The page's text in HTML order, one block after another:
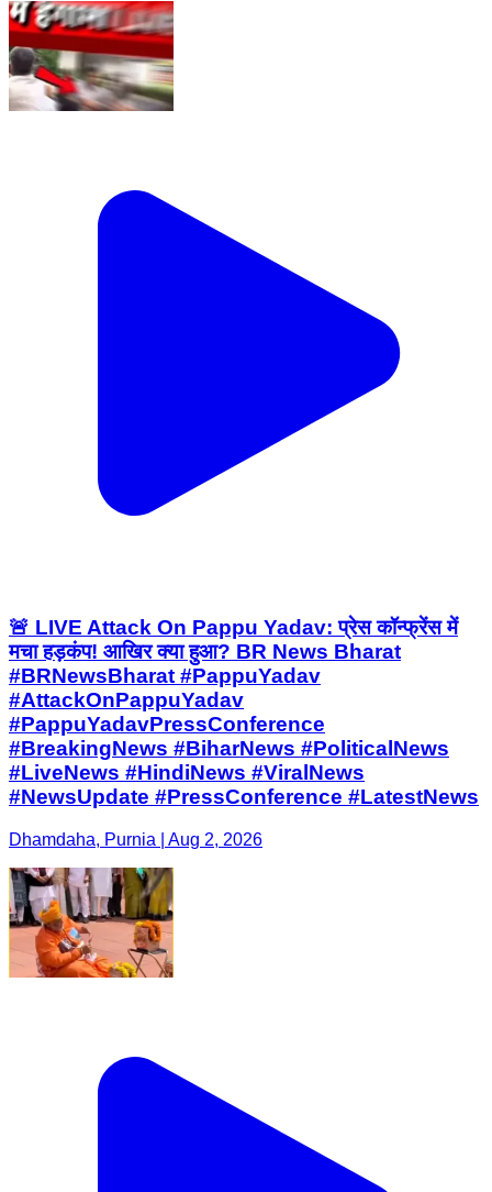
🚨 LIVE Attack On Pappu Yadav: प्रेस कॉन्फ्रेंस में
मचा हड़कंप! आखिर क्या हुआ? BR News Bharat
#BRNewsBharat #PappuYadav
#AttackOnPappuYadav
#PappuYadavPressConference
#BreakingNews #BiharNews #PoliticalNews
#LiveNews #HindiNews #ViralNews
#NewsUpdate #PressConference #LatestNews
Dhamdaha, Purnia | Aug 2, 2026